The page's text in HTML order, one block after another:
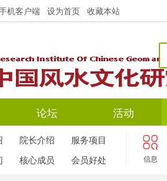
机客户端 设为首页 收藏本站
论坛 活动
院长介绍
服务项目
核心成员 会员好处 信息